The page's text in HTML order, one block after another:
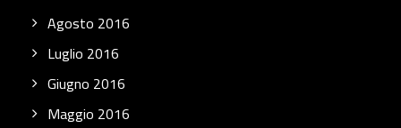
Agosto 2016
Luglio 2016
Giugno 2016
Maggio 2016